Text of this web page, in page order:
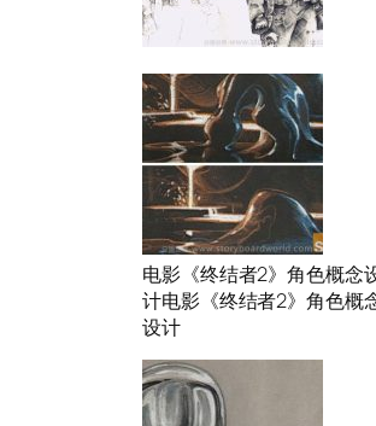
电影《终结者2》角色概念
计电影《终结者2》角色概
设计